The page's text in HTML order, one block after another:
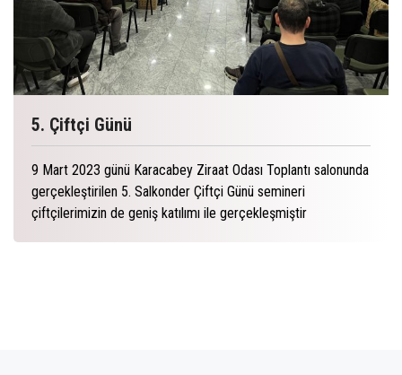
5. Çiftçi Günü
9 Mart 2023 günü Karacabey Ziraat Odası Toplantı salonunda
gerçekleştirilen 5. Salkonder Çiftçi Günü semineri
çiftçilerimizin de geniş katılımı ile gerçekleşmiştir